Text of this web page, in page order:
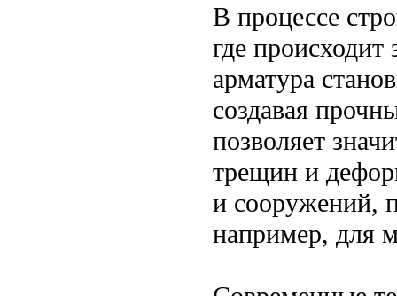
В процессе
где происходит
арматура
создавая
позволяет
трещин и
и сооружений,
например, для